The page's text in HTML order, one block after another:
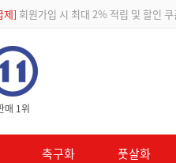
제] 회원가입 시 최대 2% 적립 및 할인 쿠
매 1위
축구화 풋살화